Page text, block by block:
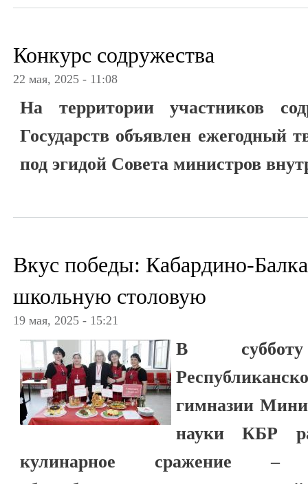
Конкурс содружества
22 мая, 2025 - 11:08
На территории участников
Государств объявлен ежегодный
под эгидой Совета министров
Вкус победы: Кабардино-
школьную столовую
19 мая, 2025 - 15:21
В
гимназии
науки КБР
кулинарное сражение